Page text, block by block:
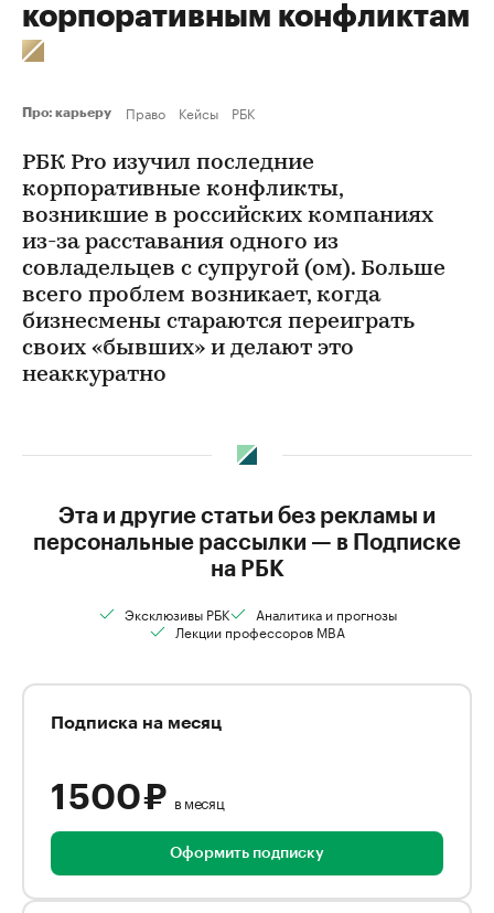
корпоративным конфликтам
Про: карьеру Право Кейсы РБК
РБК Pro изучил последние
корпоративные конфликты,
возникшие в российских компаниях
из-за расставания одного из
совладельцев с супругой (ом). Больше
всего проблем возникает, когда
бизнесмены стараются переиграть
своих «бывших» и делают это
неаккуратно
Эта и другие статьи без рекламы и
персональные рассылки — в Подписке
на РБК
Эксклюзивы РБК
Аналитика и прогнозы
Лекции профессоров MBA
Подписка на месяц
1 500 ₽ в месяц
Оформить подписку